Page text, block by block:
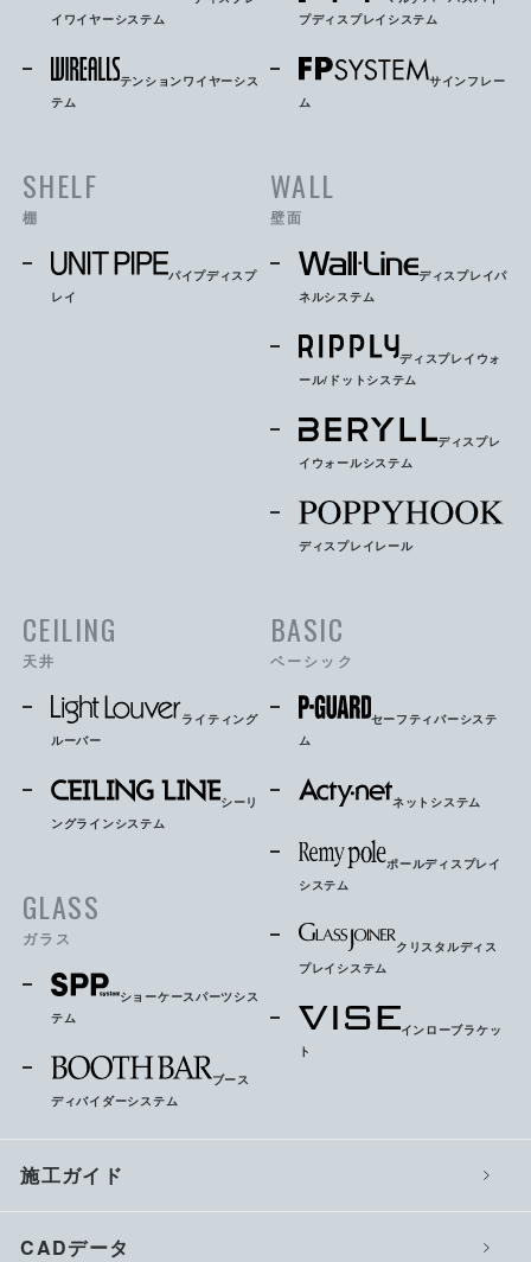
イワイヤーシステム
テンションワイヤーシス
テム
プディスプレイシステム
サインフレー
ム
SHELF
棚
パイプディスプ
レイ
WALL
壁面
ディスプレイパ
ネルシステム
ディスプレイウォ
ール/ドットシステム
ディスプレ
イウォールシステム
ディスプレイレール
CEILING
天井
ライティング
ルーバー
シーリ
ングラインシステム
GLASS
ガラス
ショーケースパーツシス
テム
ブース
ディバイダーシステム
BASIC
ベーシック
セーフティバーシステ
ム
ネットシステム
ポールディスプレイ
システム
クリスタルディス
プレイシステム
インローブラケッ
ト
施工ガイド
CADデータ